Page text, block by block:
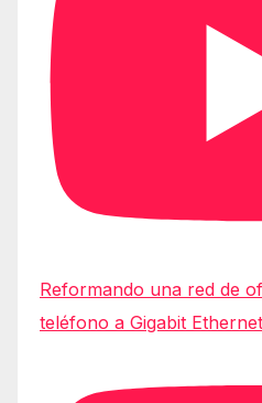
Reformando una red de
teléfono a Gigabit